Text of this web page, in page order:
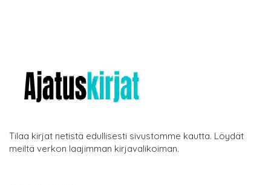
Tilaa kirjat netistä edullisesti sivustomme kautta. Löydät
meiltä verkon laajimman kirjavalikoiman.